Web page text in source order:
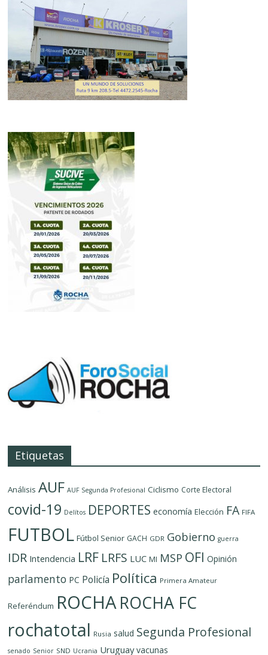
Etiquetas
Análisis AUF AUF Segunda Profesional Ciclismo Corte Electoral
covid-19 Delítos DEPORTES economía Elección FA FIFA
FUTBOL Fútbol Senior GACH GDR Gobierno guerra
IDR Intendencia LRF LRFS LUC MI MSP OFI Opinión
parlamento PC Policía Política Primera Amateur
Referéndum ROCHAROCHA FC
rochatotal Rusia salud Segunda Profesional
senado Senior SND Ucrania Uruguay vacunas